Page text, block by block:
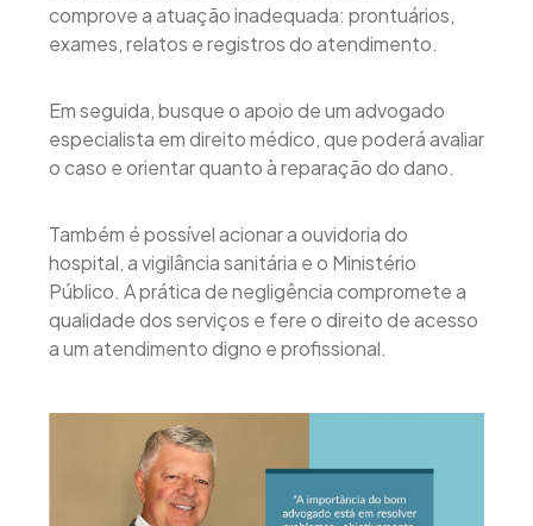
comprove a atuação inadequada: prontuários,
exames, relatos e registros do atendimento.
Em seguida, busque o apoio de um advogado
especialista em direito médico, que poderá avaliar
o caso e orientar quanto à reparação do dano.
Também é possível acionar a ouvidoria do
hospital, a vigilância sanitária e o Ministério
Público. A prática de negligência compromete a
qualidade dos serviços e fere o direito de acesso
a um atendimento digno e profissional.